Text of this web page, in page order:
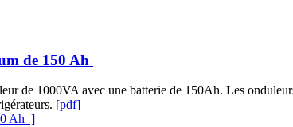
de 150 Ah
de 1000VA avec une batterie de 150Ah. Les
[pdf]
Ah ]